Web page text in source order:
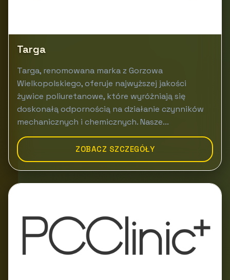
Targa
Targa, renomowana marka z Gorzowa
Wielkopolskiego, oferuje najwyższej jakości
żywice poliuretanowe, które wyróżniają się
doskonałą odpornością na działanie czynników
mechanicznych i chemicznych. Nasze...
ZOBACZ SZCZEGÓŁY